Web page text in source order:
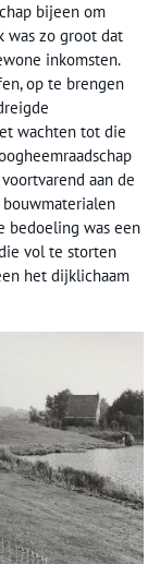
bijeen om
was zo groot dat
inkomsten.
op te brengen
wachten tot die
aan de
bedoeling was een
vol te storten
het dijklichaam